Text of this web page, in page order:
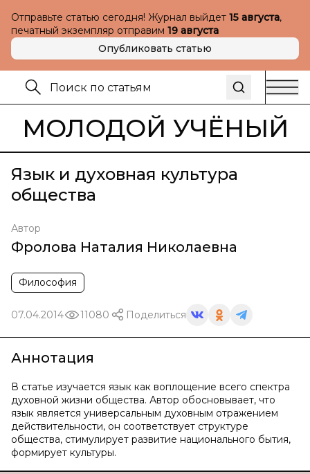
Отправьте статью сегодня! Журнал выйдет 15 августа,
печатный экземпляр отправим 19 августа
Опубликовать статью
МОЛОДОЙ УЧЁНЫЙ
Язык и духовная культура
общества
Автор
Фролова Наталия Николаевна
Философия
07.04.2014 11080 Поделиться
Аннотация
В статье изучается язык как воплощение всего спектра
духовной жизни общества. Автор обосновывает, что
язык является универсальным духовным отражением
действительности, он соответствует структуре
общества, стимулирует развитие национального бытия,
формирует культуры.